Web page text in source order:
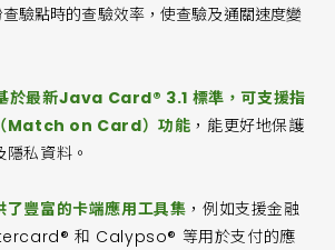
驗點時的查驗效率，使查驗及通關速度變
於最新Java Card® 3.1 標準，可支援指
Match on Card）功能 ，能更好地保護
私資料。
了豐富的卡端應用工具集 ，例如支援金融
和 Calypso® 等用於支付的應